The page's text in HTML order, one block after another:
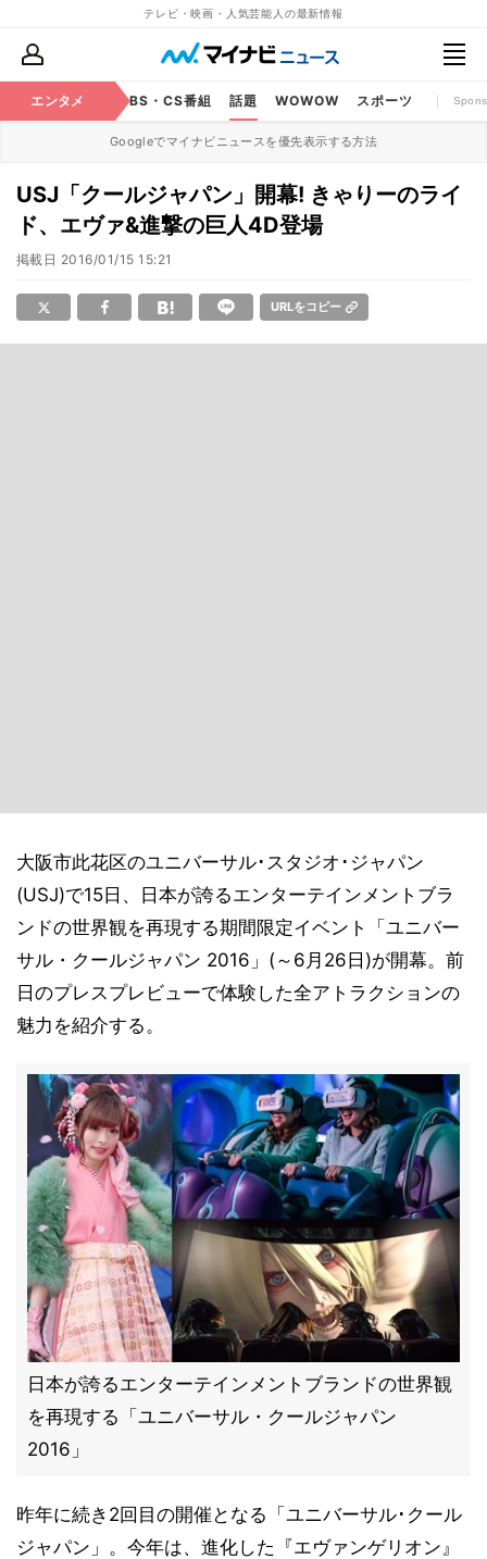
テレビ・映画・人気芸能人の最新情報
エンタメ
映画 YouTube BS・CS番組 話題 WOWOW スポーツ
Googleでマイナビニュースを優先表示する方法
USJ「クールジャパン」開幕! きゃりーのライ
ド、エヴァ&進撃の巨人4D登場
掲載日 2016/01/15 15:21
URLをコピー
大阪市此花区のユニバーサル･スタジオ･ジャパン
(USJ)で15日、日本が誇るエンターテインメントブラ
ンドの世界観を再現する期間限定イベント「ユニバー
サル・クールジャパン 2016」(～6月26日)が開幕。前
日のプレスプレビューで体験した全アトラクションの
魅力を紹介する。
日本が誇るエンターテインメントブランドの世界観
を再現する「ユニバーサル・クールジャパン
2016」
昨年に続き2回目の開催となる「ユニバーサル･クール
ジャパン」。今年は、進化した『エヴァンゲリオン』